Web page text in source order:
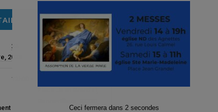
24
2023
12h00 -
LIEU
Eglise Ste Marie-
Madeleine, Place
Jean Grandel
Ceci fermera dans 1secondes